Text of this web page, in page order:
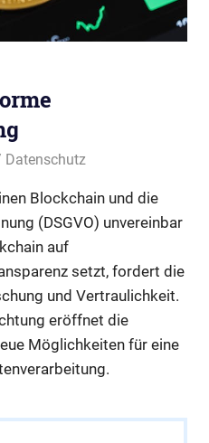
Datenschutz
Blockchain und die
(DSGVO) unvereinbar
auf
setzt, fordert die
und Vertraulichkeit.
eröffnet die
Möglichkeiten für eine